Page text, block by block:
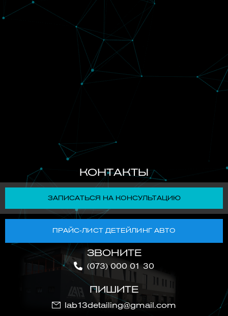
КОНТАКТЫ
ЗАПИСАТЬСЯ НА КОНСУЛЬТАЦИЮ
ПРАЙС-ЛИСТ ДЕТЕЙЛИНГ АВТО
ЗВОНИТЕ
(073) 000 01 30
ПИШИТЕ
lab13detailing@gmail.com